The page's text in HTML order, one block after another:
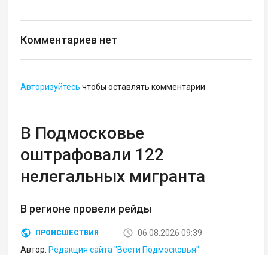
Комментариев нет
Авторизуйтесь чтобы оставлять комментарии
В Подмосковье
оштрафовали 122
нелегальных мигранта
В регионе провели рейды
ПРОИСШЕСТВИЯ
06.08.2026 09:39
Автор: Редакция сайта "Вести Подмосковья"